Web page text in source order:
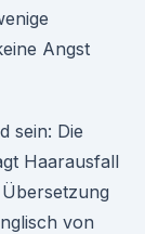
Angst
sein: Die
Haarausfall
von